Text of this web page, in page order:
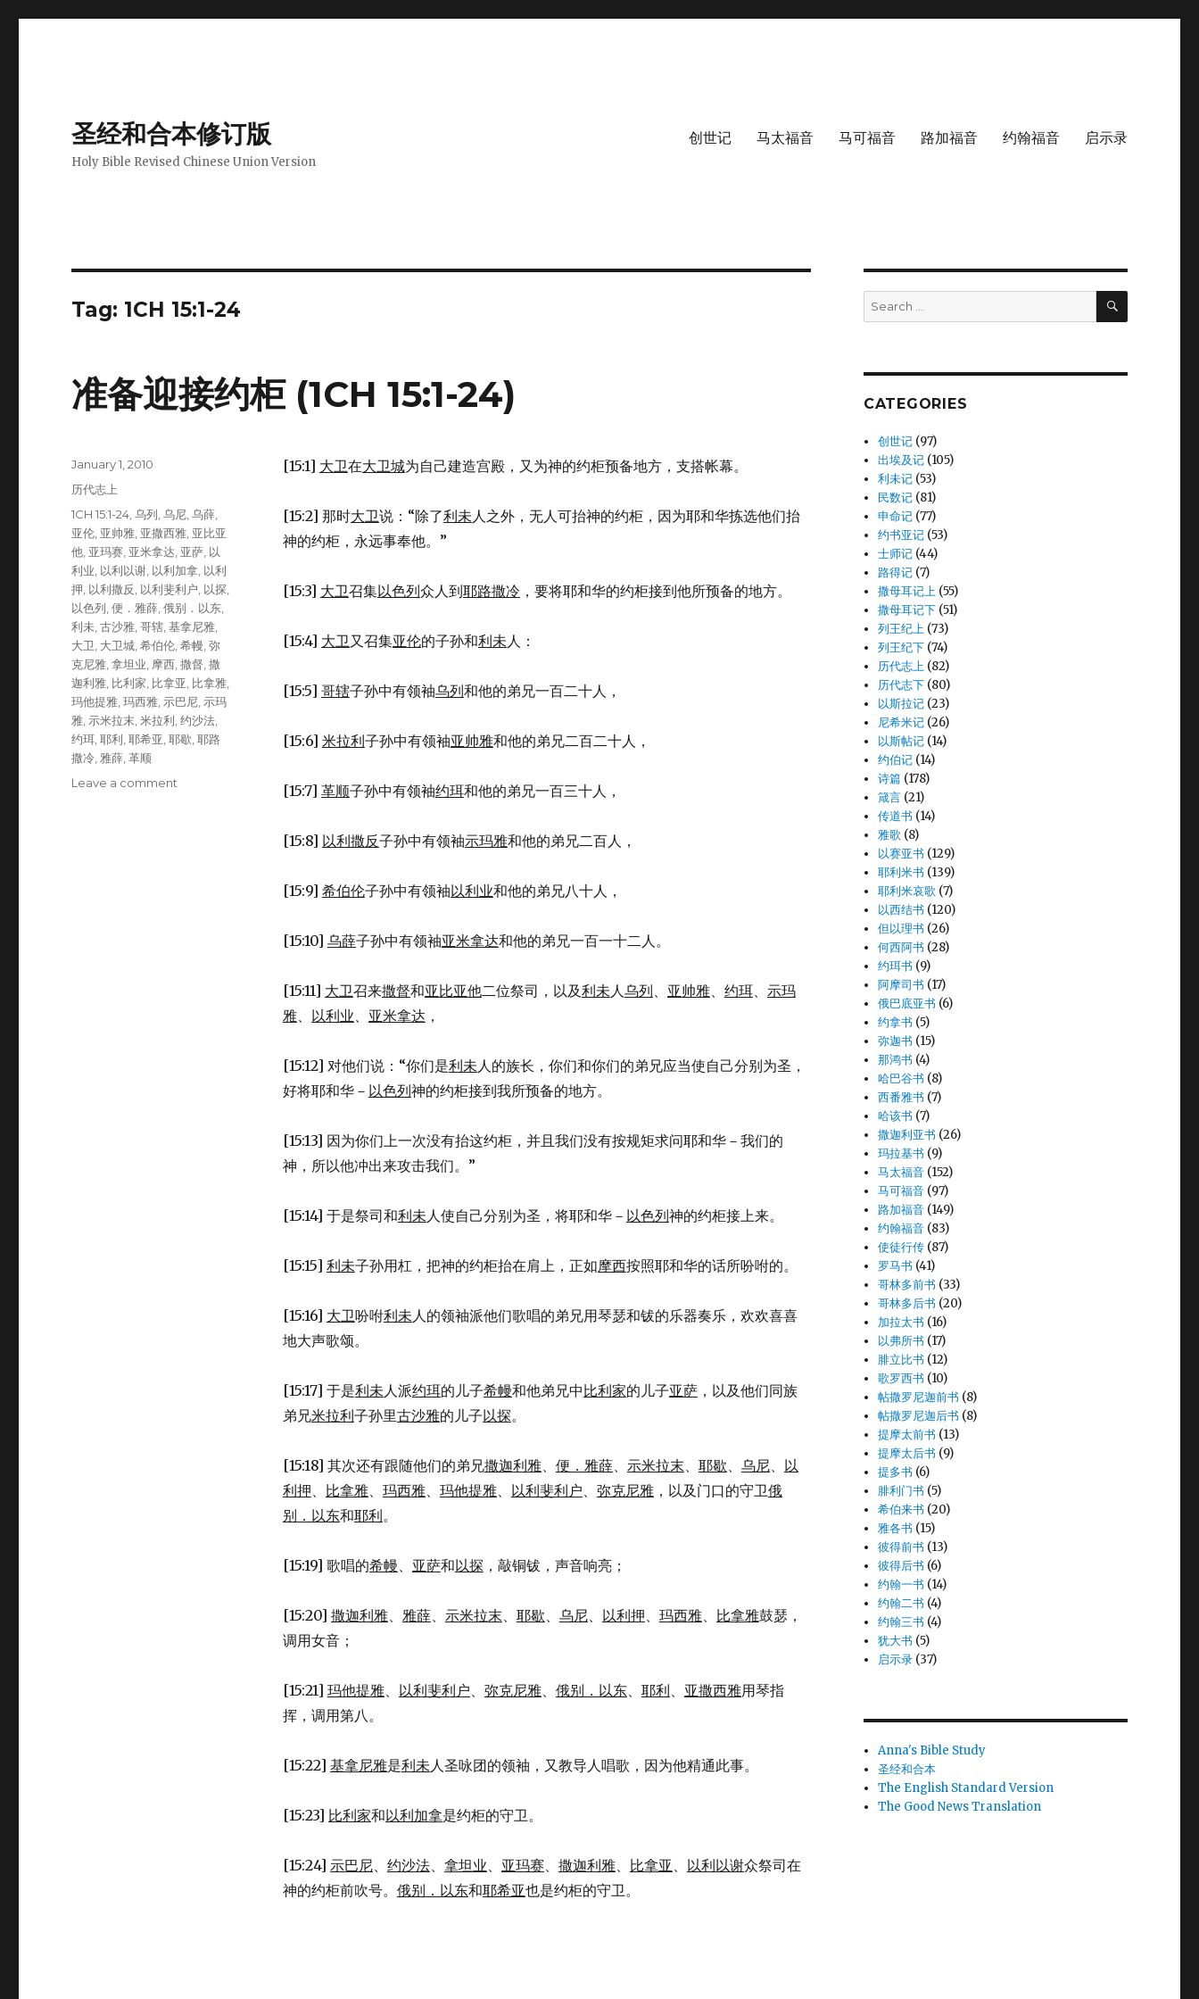
圣经和合本修订版
Holy Bible Revised Chinese Union Version
创世记 马太福音 马可福音 路加福音 约翰福音 启示录
Tag: 1CH 15:1-24
准备迎接约柜 (1CH 15:1-24)
[15:1] 大卫在大卫城为自己建造宫殿，又为神的约柜预备地方，支搭帐幕。
[15:2] 那时大卫说：“除了利未人之外，无人可抬神的约柜，因为耶和华拣选他们抬
神的约柜，永远事奉他。”
[15:3] 大卫召集以色列众人到耶路撒冷，要将耶和华的约柜接到他所预备的地方。
[15:4] 大卫又召集亚伦的子孙和利未人：
[15:5] 哥辖子孙中有领袖乌列和他的弟兄一百二十人，
[15:6] 米拉利子孙中有领袖亚帅雅和他的弟兄二百二十人，
[15:7] 革顺子孙中有领袖约珥和他的弟兄一百三十人，
[15:8] 以利撒反子孙中有领袖示玛雅和他的弟兄二百人，
[15:9] 希伯伦子孙中有领袖以利业和他的弟兄八十人，
[15:10] 乌薛子孙中有领袖亚米拿达和他的弟兄一百一十二人。
[15:11] 大卫召来撒督和亚比亚他二位祭司，以及利未人乌列、 亚帅雅、 约珥、 示玛
雅、 以利业、 亚米拿达 ，
[15:12] 对他们说：“你们是利未人的族长，你们和你们的弟兄应当使自己分别为圣，
好将耶和华－ 以色列神的约柜接到我所预备的地方。
[15:13] 因为你们上一次没有抬这约柜，并且我们没有按规矩求问耶和华－我们的
神，所以他冲出来攻击我们。”
[15:14] 于是祭司和利未人使自己分别为圣，将耶和华－ 以色列神的约柜接上来。
[15:15] 利未子孙用杠，把神的约柜抬在肩上，正如摩西按照耶和华的话所吩咐的。
[15:16] 大卫吩咐利未人的领袖派他们歌唱的弟兄用琴瑟和钹的乐器奏乐，欢欢喜喜
地大声歌颂。
[15:17] 于是利未人派约珥的儿子希幔和他弟兄中 比利家的儿子亚萨，以及他们同族
弟兄米拉利子孙里古沙雅的儿子以探。
[15:18] 其次还有跟随他们的弟兄撒迦利雅、 便．雅薛、 示米拉末、 耶歇、 乌尼、 以
利押、 比拿雅、 玛西雅、 玛他提雅、 以利斐利户、 弥克尼雅，以及门口的守卫俄
别．以东和耶利。
[15:19] 歌唱的希幔、 亚萨和以探 ，敲铜钹，声音响亮；
[15:20] 撒迦利雅、 雅薛、 示米拉末、 耶歇、 乌尼、 以利押、 玛西雅、 比拿雅鼓瑟，
调用女音；
[15:21] 玛他提雅、 以利斐利户、 弥克尼雅、 俄别．以东、 耶利、 亚撒西雅用琴指
挥，调用第八。
[15:22] 基拿尼雅是利未人圣咏团的领袖，又教导人唱歌，因为他精通此事。
[15:23] 比利家和以利加拿是约柜的守卫。
[15:24] 示巴尼、 约沙法、 拿坦业、 亚玛赛、 撒迦利雅、 比拿亚 、 以利以谢众祭司在
神的约柜前吹号。 俄别．以东和耶希亚也是约柜的守卫。
Posted
on
January 1, 2010
Categories
历代志上
Tags
1CH 15:1-24 ,乌列 ,乌尼 ,乌薛
亚伦 亚帅雅 亚撒西雅 亚比亚
他 亚玛赛 亚米拿达 亚萨 以
利业 以利以谢 以利加拿 以利
押 以利撒反 以利斐利户 以探
以色列 ,便．雅薛 ,俄别．以东
利未 ,古沙雅 ,哥辖 ,基拿尼雅
大卫 大卫城 ,希伯伦 ,希幔 ,弥
克尼雅 ,拿坦业 摩西 ,撒督 ,撒
迦利雅 比利家 比拿亚 比拿雅
玛他提雅 ,玛西雅 示巴尼 示玛
雅 示米拉末 ,米拉利 ,约沙法
约珥 ,耶利 ,耶希亚 ,耶歇 ,耶路
撒冷 雅薛 ,革顺
Leave a comment
Search
for:
SEARCH
CATEGORIES
创世记 (97)
出埃及记 (105)
利未记 (53)
民数记 (81)
申命记 (77)
约书亚记 (53)
士师记 (44)
路得记 (7)
撒母耳记上 (55)
撒母耳记下 (51)
列王纪上 (73)
列王纪下 (74)
历代志上 (82)
历代志下 (80)
以斯拉记 (23)
尼希米记 (26)
以斯帖记 (14)
约伯记 (14)
诗篇 (178)
箴言 (21)
传道书 (14)
雅歌 (8)
以赛亚书 (129)
耶利米书 (139)
耶利米哀歌 (7)
以西结书 (120)
但以理书 (26)
何西阿书 (28)
约珥书 (9)
阿摩司书 (17)
俄巴底亚书 (6)
约拿书 (5)
弥迦书 (15)
那鸿书 (4)
哈巴谷书 (8)
西番雅书 (7)
哈该书 (7)
撒迦利亚书 (26)
玛拉基书 (9)
马太福音 (152)
马可福音 (97)
路加福音 (149)
约翰福音 (83)
使徒行传 (87)
罗马书 (41)
哥林多前书 (33)
哥林多后书 (20)
加拉太书 (16)
以弗所书 (17)
腓立比书 (12)
歌罗西书 (10)
帖撒罗尼迦前书 (8)
帖撒罗尼迦后书 (8)
提摩太前书 (13)
提摩太后书 (9)
提多书 (6)
腓利门书 (5)
希伯来书 (20)
雅各书 (15)
彼得前书 (13)
彼得后书 (6)
约翰一书 (14)
约翰二书 (4)
约翰三书 (4)
犹大书 (5)
启示录 (37)
Anna's Bible Study
圣经和合本
The English Standard Version
The Good News Translation